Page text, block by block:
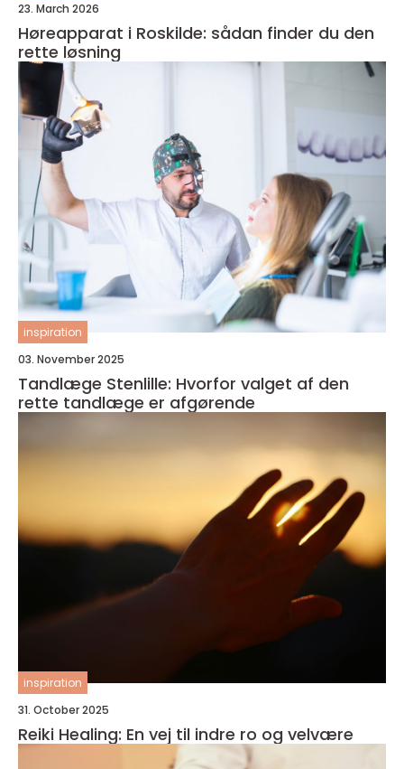
23. March 2026
Høreapparat i Roskilde: sådan finder du den
rette løsning
inspiration
03. November 2025
Tandlæge Stenlille: Hvorfor valget af den
rette tandlæge er afgørende
inspiration
31. October 2025
Reiki Healing: En vej til indre ro og velvære